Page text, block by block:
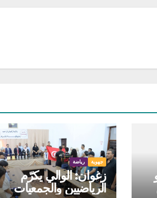
جهوية رياضة
زغوان: الوالي يكرّم
الرياضيين والجمعيات